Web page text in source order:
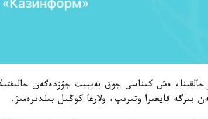
حالقىنا، ەش كىناسى جوق بەيبىت جۇزدەگەن حالىقتىڭ
بىرگە قايعىرا وتىرىپ، ولارعا كوڭىل بىلدىرەمىز.